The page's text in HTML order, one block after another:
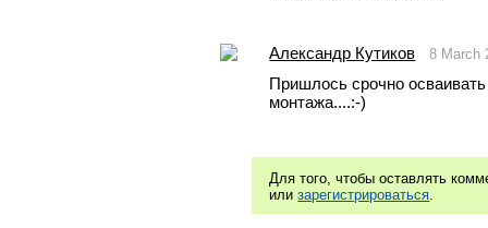
Александр Кутиков 8 March
Пришлось срочно
монтажа....:-)
Для того, чтобы оставлять
илизарегистрироваться.